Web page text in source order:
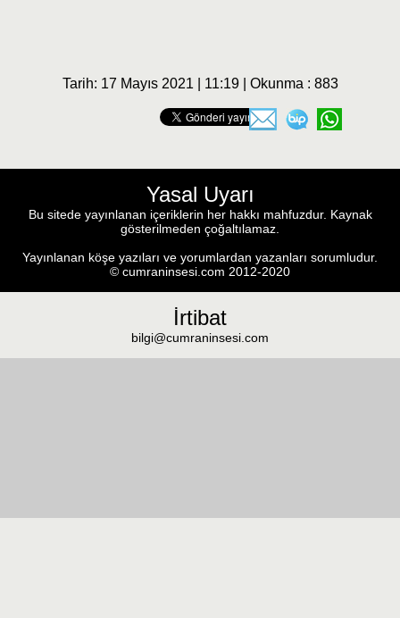
Tarih: 17 Mayıs 2021 | 11:19 | Okunma : 883
Yasal Uyarı
Bu sitede yayınlanan içeriklerin her hakkı mahfuzdur. Kaynak
gösterilmeden çoğaltılamaz.
Yayınlanan köşe yazıları ve yorumlardan yazanları sorumludur.
© cumraninsesi.com 2012-2020
İrtibat
bilgi@cumraninsesi.com